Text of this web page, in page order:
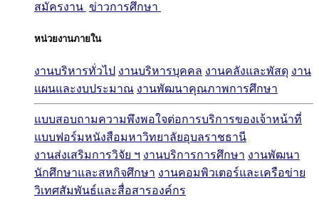
สมัครงาน ข่าวการศึกษา
หน่วยงานภายใน
งานบริหารทั่วไป งานบริหารบุคคล งานคลังและพัสดุ งาน
แผนและงบประมาณ งานพัฒนาคุณภาพการศึกษา
แบบสอบถามความพึงพอใจต่อการบริการของเจ้าหน้าที่
แบบฟอร์มหนังสือมหาวิทยาลัยอุบลราชธานี
งานส่งเสริมการวิจัย ฯ งานบริการการศึกษา งานพัฒนา
นักศึกษาและสหกิจศึกษา งานคอมพิวเตอร์และเครือข่าย
วิเทศสัมพันธ์และสื่อสารองค์กร